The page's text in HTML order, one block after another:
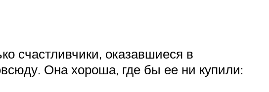
счастливчики, оказавшиеся в
Она хороша, где бы ее ни купили: